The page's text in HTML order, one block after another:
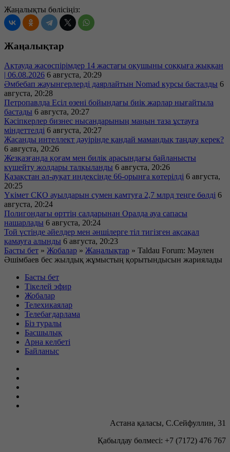
Жаңалықты бөлісіңіз:
Жаңалықтар
Ақтауда жасөспірімдер 14 жастағы оқушыны соққыға жыққан
| 06.08.2026 6 августа, 20:29
Әмбебап жауынгерлерді даярлайтын Nomad курсы басталды 6
августа, 20:28
Петропавлда Есіл өзені бойындағы биік жарлар нығайтыла
бастады 6 августа, 20:27
Кәсіпкерлер бизнес нысандарының маңын таза ұстауға
міндеттелді 6 августа, 20:27
Жасанды интеллект дәуірінде қандай мамандық таңдау керек?
6 августа, 20:26
Жезқазғанда қоғам мен билік арасындағы байланысты
күшейту жолдары талқыланды 6 августа, 20:26
Қазақстан әл-ауқат индексінде 66-орынға көтерілді 6 августа,
20:25
Үкімет СҚО ауылдарын сумен қамтуға 2,7 млрд теңге бөлді 6
августа, 20:24
Полигондағы өрттің салдарынан Оралда ауа сапасы
нашарлады 6 августа, 20:24
Той үстінде әйелдер мен әншілерге тіл тигізген ақсақал
қамауға алынды 6 августа, 20:23
Басты бет » Жобалар » Жаңалықтар » Taldau Forum: Мәулен
Әшімбаев бес жылдық жұмыстың қорытындысын жариялады
Басты бет
Тікелей эфир
Жобалар
Телехикаялар
Телебағдарлама
Біз туралы
Басшылық
Арна келбеті
Байланыс
Астана қаласы, С.Сейфуллин, 31
Қабылдау бөлмесі: +7 (7172) 476 767